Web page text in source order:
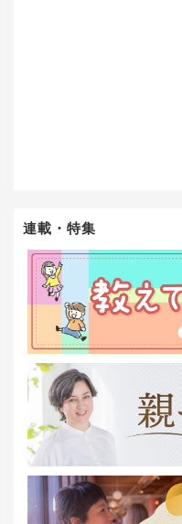
連載・特集